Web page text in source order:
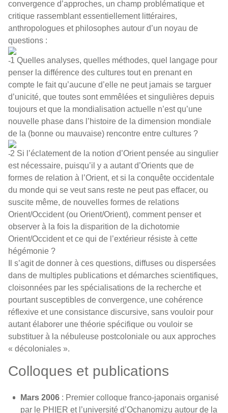
convergence d’approches, un champ problématique et
critique rassemblant essentiellement littéraires,
anthropologues et philosophes autour d’un noyau de
questions :
1 Quelles analyses, quelles méthodes, quel langage pour
penser la différence des cultures tout en prenant en
compte le fait qu’aucune d’elle ne peut jamais se targuer
d’unicité, que toutes sont emmêlées et singulières depuis
toujours et que la mondialisation actuelle n’est qu’une
nouvelle phase dans l’histoire de la dimension mondiale
de la (bonne ou mauvaise) rencontre entre cultures ?
2 Si l’éclatement de la notion d’Orient pensée au singulier
est nécessaire, puisqu’il y a autant d’Orients que de
formes de relation à l’Orient, et si la conquête occidentale
du monde qui se veut sans reste ne peut pas effacer, ou
suscite même, de nouvelles formes de relations
Orient/Occident (ou Orient/Orient), comment penser et
observer à la fois la disparition de la dichotomie
Orient/Occident et ce qui de l’extérieur résiste à cette
hégémonie ?
Il s’agit de donner à ces questions, diffuses ou dispersées
dans de multiples publications et démarches scientifiques,
cloisonnées par les spécialisations de la recherche et
pourtant susceptibles de convergence, une cohérence
réflexive et une consistance discursive, sans vouloir pour
autant élaborer une théorie spécifique ou vouloir se
substituer à la nébuleuse postcoloniale ou aux approches
« décoloniales ».
Colloques et publications
Mars 2006 : Premier colloque franco-japonais organisé
par le PHIER et l’université d’Ochanomizu autour de la